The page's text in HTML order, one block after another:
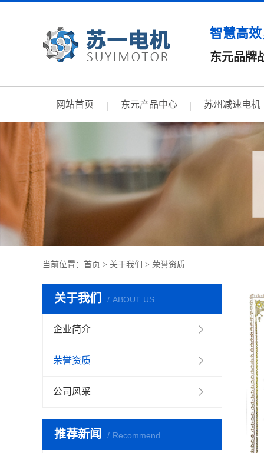
智慧高
东元品牌
网站首页 东元产品中心 苏州减速电机
当前位置： 首页 > 关于我们 > 荣誉资质
关于我们 ABOUT US
企业简介
荣誉资质
公司风采
推荐新闻 Recommend